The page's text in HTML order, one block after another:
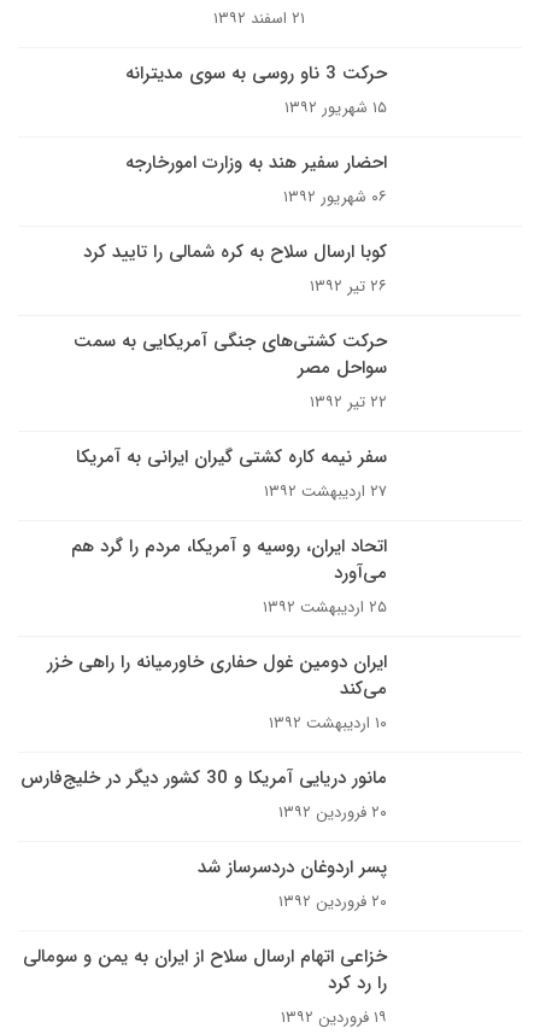
۲۱ اسفند ۱۳۹۲
حرکت 3 ناو روسی به سوی مدیترانه
۱۵ شهریور ۱۳۹۲
احضار سفیر هند به وزارت امورخارجه
۰۶ شهریور ۱۳۹۲
کوبا ارسال سلاح به کره شمالی را تایید کرد
۲۶ تیر ۱۳۹۲
حرکت کشتی‌های جنگی آمریکایی به سمت
سواحل مصر
۲۲ تیر ۱۳۹۲
سفر نیمه کاره کشتی گیران ایرانی به آمریکا
۲۷ اردیبهشت ۱۳۹۲
اتحاد ایران، روسیه و آمریکا، مردم را گرد هم
می‌آورد
۲۵ اردیبهشت ۱۳۹۲
ایران دومین غول حفاری خاورمیانه را راهی خزر
می‌کند
۱۰ اردیبهشت ۱۳۹۲
مانور دریایی آمریکا و 30 کشور دیگر در خلیج‌فارس
۲۰ فروردین ۱۳۹۲
پسر اردوغان دردسرساز شد
۲۰ فروردین ۱۳۹۲
خزاعی اتهام ارسال سلاح از ایران به یمن و سومالی
را رد کرد
۱۹ فروردین ۱۳۹۲